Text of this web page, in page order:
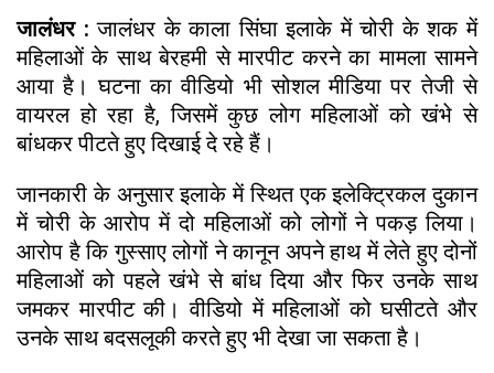
जालंधर :जालंधर के काला सिंघा इलाके में चोरी के शक में
महिलाओं के साथ बेरहमी से मारपीट करने का मामला सामने
आया है। घटना का वीडियो भी सोशल मीडिया पर तेजी से
वायरल हो रहा है, जिसमें कुछ लोग महिलाओं को खंभे से
बांधकर पीटते हुए दिखाई दे रहे हैं।
जानकारी के अनुसार इलाके में स्थित एक इलेक्ट्रिकल दुकान
में चोरी के आरोप में दो महिलाओं को लोगों ने पकड़ लिया।
आरोप है कि गुस्साए लोगों ने कानून अपने हाथ में लेते हुए दोनों
महिलाओं को पहले खंभे से बांध दिया और फिर उनके साथ
जमकर मारपीट की। वीडियो में महिलाओं को घसीटते और
उनके साथ बदसलूकी करते हुए भी देखा जा सकता है।